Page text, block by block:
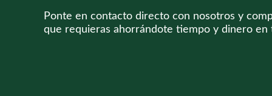
Ponte en contacto directo con nosotros y
que requieras ahorrándote tiempo y dinero en